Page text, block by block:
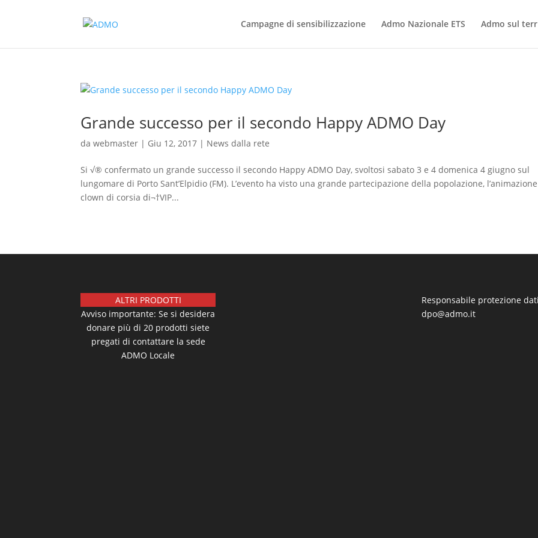
Campagne di sensibilizzazione Admo Nazionale ETS Admo sul
Grande successo per il secondo Happy ADMO Day
dawebmaster | Giu 12, 2017 | News dalla rete
Si √® confermato un grande successo il secondo Happy ADMO Day, svoltosi sabato 3 e 4 domenica 4 giugno sul
lungomare di Porto Sant’Elpidio (FM). L’evento ha visto una grande partecipazione della popolazione,
clown di corsia di¬†VIP...
ALTRI PRODOTTI
Avviso importante: Se si desidera
donare più di 20 prodotti siete
pregati di contattare la sede
ADMO Locale
Responsabile protezione
dpo@admo.it